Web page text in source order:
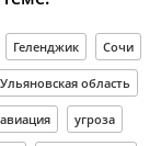
Геленджик Сочи
Ульяновская область
угроза